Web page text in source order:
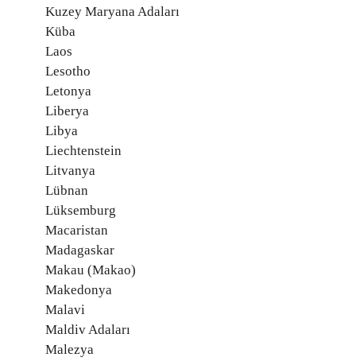
Kuzey Maryana Adaları
Küba
Laos
Lesotho
Letonya
Liberya
Libya
Liechtenstein
Litvanya
Lübnan
Lüksemburg
Macaristan
Madagaskar
Makau (Makao)
Makedonya
Malavi
Maldiv Adaları
Malezya